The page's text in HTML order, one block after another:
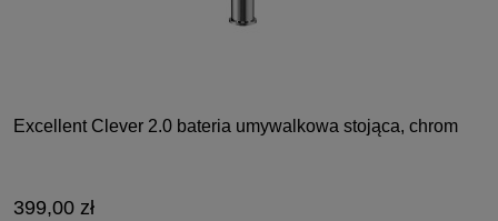
Excellent Clever 2.0 bateria umywalkowa stojąca, chrom
399,00 zł